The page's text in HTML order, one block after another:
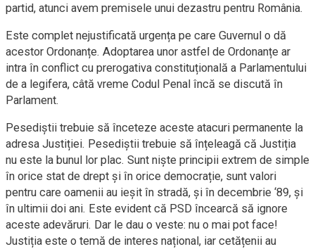
partid, atunci avem premisele unui dezastru pentru România.
Este complet nejustificată urgența pe care Guvernul o dă
acestor Ordonanțe. Adoptarea unor astfel de Ordonanțe ar
intra în conflict cu prerogativa constituțională a Parlamentului
de a legifera, câtă vreme Codul Penal încă se discută în
Parlament.
Pesediștii trebuie să înceteze aceste atacuri permanente la
adresa Justiției. Pesediștii trebuie să înțeleagă că Justiția
nu este la bunul lor plac. Sunt niște principii extrem de simple
în orice stat de drept și în orice democrație, sunt valori
pentru care oamenii au ieșit în stradă, și în decembrie ‘89, și
în ultimii doi ani. Este evident că PSD încearcă să ignore
aceste adevăruri. Dar le dau o veste: nu o mai pot face!
Justiția este o temă de interes național, iar cetățenii au